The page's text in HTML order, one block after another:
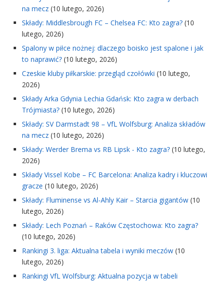
na mecz (10 lutego, 2026)
Składy: Middlesbrough FC – Chelsea FC: Kto zagra? (10
lutego, 2026)
Spalony w piłce nożnej: dlaczego boisko jest spalone i jak
to naprawić? (10 lutego, 2026)
Czeskie kluby piłkarskie: przegląd czołówki (10 lutego,
2026)
Składy Arka Gdynia Lechia Gdańsk: Kto zagra w derbach
Trójmiasta? (10 lutego, 2026)
Składy: SV Darmstadt 98 – VfL Wolfsburg: Analiza składów
na mecz (10 lutego, 2026)
Składy: Werder Brema vs RB Lipsk - Kto zagra? (10 lutego,
2026)
Składy Vissel Kobe – FC Barcelona: Analiza kadry i kluczowi
gracze (10 lutego, 2026)
Składy: Fluminense vs Al-Ahly Kair – Starcia gigantów (10
lutego, 2026)
Składy: Lech Poznań – Raków Częstochowa: Kto zagra?
(10 lutego, 2026)
Rankingi 3. liga: Aktualna tabela i wyniki meczów (10
lutego, 2026)
Rankingi VfL Wolfsburg: Aktualna pozycja w tabeli